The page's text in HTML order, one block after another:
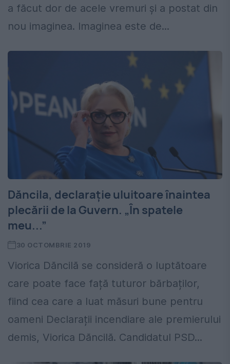
a făcut dor de acele vremuri și a postat din
nou imaginea. Imaginea este de...
Dăncila, declarație uluitoare înaintea
plecării de la Guvern. „În spatele
meu...”
30 OCTOMBRIE 2019
Viorica Dăncilă se consideră o luptătoare
care poate face față tuturor bărbaților,
fiind cea care a luat măsuri bune pentru
oameni Declarații incendiare ale premierului
demis, Viorica Dăncilă. Candidatul PSD...